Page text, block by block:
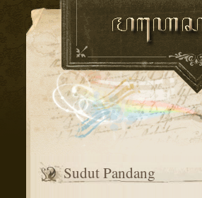
Sudut Pandang